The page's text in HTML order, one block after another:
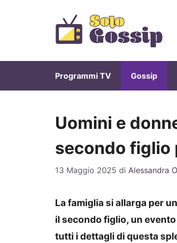
Programmi TV Gossip
Uomini e
secondo figlio
13 Maggio 2025 di Alessandra
La famiglia si allarga per
il secondo figlio, un
tutti i dettagli di questa